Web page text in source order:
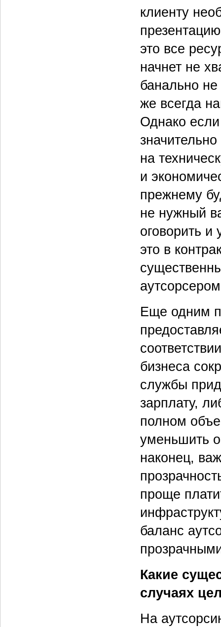
клиенту
это все
начнет не
банально не
же всегда
Однако
на
и
прежнему
не нужный
оговорить и
это в
Еще одним
бизнеса
службы
зарплату,
полном
уменьшить
наконец,
проще
баланс
Какие
случаях
На